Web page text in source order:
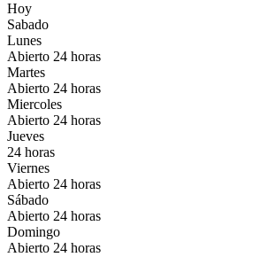
Hoy
Sabado
Lunes
Abierto 24 horas
Martes
Abierto 24 horas
Miercoles
Abierto 24 horas
Jueves
24 horas
Viernes
Abierto 24 horas
Sábado
Abierto 24 horas
Domingo
Abierto 24 horas